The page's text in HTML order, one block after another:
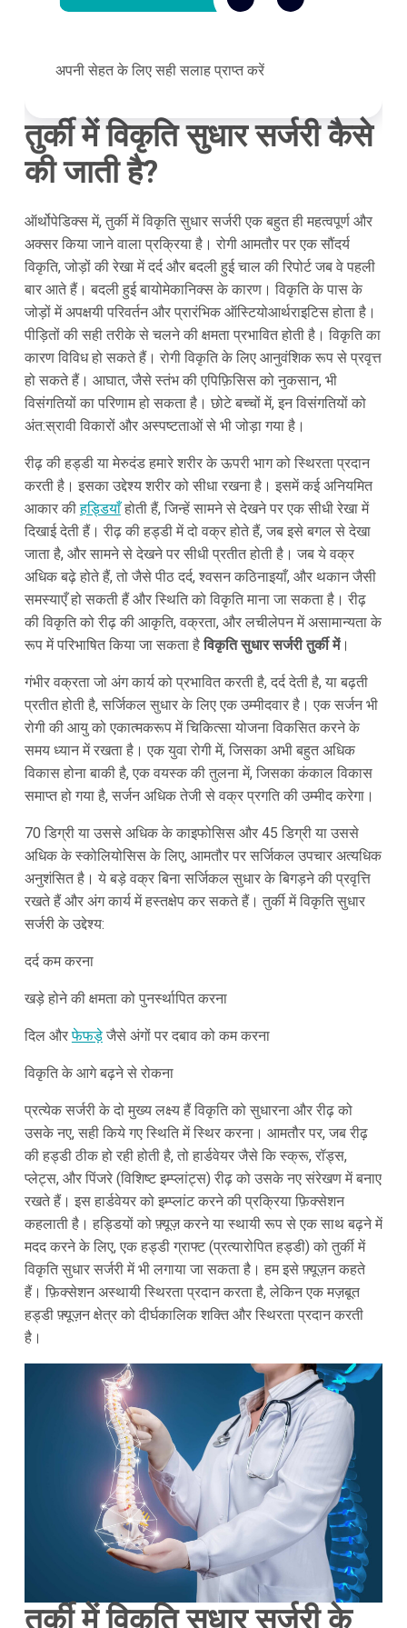
अपनी सेहत के लिए सही सलाह प्राप्त करें
तुर्की में विकृति सुधार सर्जरी कैसे
की जाती है?
ऑर्थोपेडिक्स में, तुर्की में विकृति सुधार सर्जरी एक बहुत ही महत्वपूर्ण और
अक्सर किया जाने वाला प्रक्रिया है। रोगी आमतौर पर एक सौंदर्य
विकृति, जोड़ों की रेखा में दर्द और बदली हुई चाल की रिपोर्ट जब वे पहली
बार आते हैं। बदली हुई बायोमेकानिक्स के कारण। विकृति के पास के
जोड़ों में अपक्षयी परिवर्तन और प्रारंभिक ऑस्टियोआर्थराइटिस होता है।
पीड़ितों की सही तरीके से चलने की क्षमता प्रभावित होती है। विकृति का
कारण विविध हो सकते हैं। रोगी विकृति के लिए आनुवंशिक रूप से प्रवृत्त
हो सकते हैं। आघात, जैसे स्तंभ की एपिफ़िसिस को नुकसान, भी
विसंगतियों का परिणाम हो सकता है। छोटे बच्चों में, इन विसंगतियों को
अंत:स्रावी विकारों और अस्पष्टताओं से भी जोड़ा गया है।
रीढ़ की हड्डी या मेरुदंड हमारे शरीर के ऊपरी भाग को स्थिरता प्रदान
करती है। इसका उद्देश्य शरीर को सीधा रखना है। इसमें कई अनियमित
आकार कीहड्डियाँहोती हैं, जिन्हें सामने से देखने पर एक सीधी रेखा में
दिखाई देती हैं। रीढ़ की हड्डी में दो वक्र होते हैं, जब इसे बगल से देखा
जाता है, और सामने से देखने पर सीधी प्रतीत होती है। जब ये वक्र
अधिक बढ़े होते हैं, तो जैसे पीठ दर्द, श्वसन कठिनाइयाँ, और थकान जैसी
समस्याएँ हो सकती हैं और स्थिति को विकृति माना जा सकता है। रीढ़
की विकृति को रीढ़ की आकृति, वक्रता, और लचीलेपन में असामान्यता के
रूप में परिभाषित किया जा सकता हैविकृति सुधार सर्जरी तुर्की में।
गंभीर वक्रता जो अंग कार्य को प्रभावित करती है, दर्द देती है, या बढ़ती
प्रतीत होती है, सर्जिकल सुधार के लिए एक उम्मीदवार है। एक सर्जन भी
रोगी की आयु को एकात्मकरूप में चिकित्सा योजना विकसित करने के
समय ध्यान में रखता है। एक युवा रोगी में, जिसका अभी बहुत अधिक
विकास होना बाकी है, एक वयस्क की तुलना में, जिसका कंकाल विकास
समाप्त हो गया है, सर्जन अधिक तेजी से वक्र प्रगति की उम्मीद करेगा।
70 डिग्री या उससे अधिक के काइफोसिस और 45 डिग्री या उससे
अधिक के स्कोलियोसिस के लिए, आमतौर पर सर्जिकल उपचार अत्यधिक
अनुशंसित है। ये बड़े वक्र बिना सर्जिकल सुधार के बिगड़ने की प्रवृत्ति
रखते हैं और अंग कार्य में हस्तक्षेप कर सकते हैं। तुर्की में विकृति सुधार
सर्जरी के उद्देश्य:
दर्द कम करना
खड़े होने की क्षमता को पुनर्स्थापित करना
दिल औरफेफड़ेजैसे अंगों पर दबाव को कम करना
विकृति के आगे बढ़ने से रोकना
प्रत्येक सर्जरी के दो मुख्य लक्ष्य हैं विकृति को सुधारना और रीढ़ को
उसके नए, सही किये गए स्थिति में स्थिर करना। आमतौर पर, जब रीढ़
की हड्डी ठीक हो रही होती है, तो हार्डवेयर जैसे कि स्क्रू, रॉड्स,
प्लेट्स, और पिंजरे (विशिष्ट इम्प्लांट्स) रीढ़ को उसके नए संरेखण में बनाए
रखते हैं। इस हार्डवेयर को इम्प्लांट करने की प्रक्रिया फ़िक्सेशन
कहलाती है। हड्डियों को फ़्यूज़ करने या स्थायी रूप से एक साथ बढ़ने में
मदद करने के लिए, एक हड्डी ग्राफ्ट (प्रत्यारोपित हड्डी) को तुर्की में
विकृति सुधार सर्जरी में भी लगाया जा सकता है। हम इसे फ़्यूज़न कहते
हैं। फ़िक्सेशन अस्थायी स्थिरता प्रदान करता है, लेकिन एक मज़बूत
हड्डी फ़्यूज़न क्षेत्र को दीर्घकालिक शक्ति और स्थिरता प्रदान करती
है।
तुर्की में विकृति सुधार सर्जरी के